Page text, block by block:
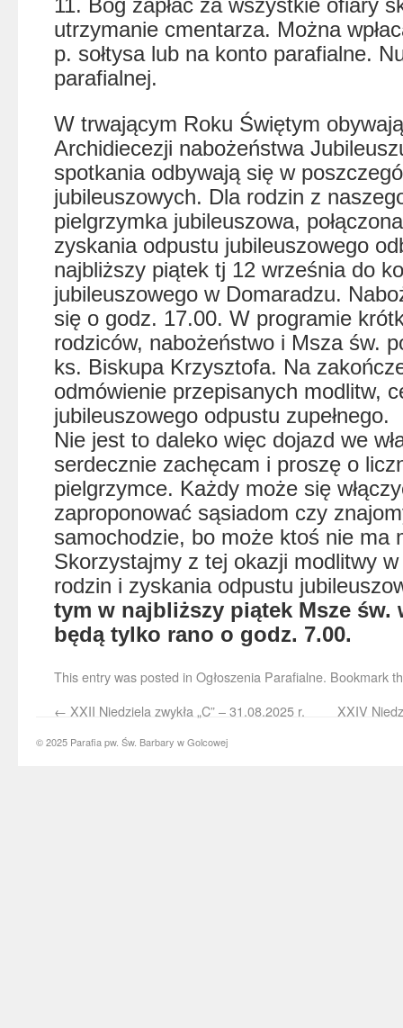
11. Bóg zapłać za wszystkie ofiary
utrzymanie cmentarza. Można
p. sołtysa lub na konto parafialne.
parafialnej.
W trwającym Roku Świętym
Archidiecezji nabożeństwa
spotkania odbywają się w
jubileuszowych. Dla rodzin z
pielgrzymka jubileuszowa,
zyskania odpustu jubileuszowego
najbliższy piątek tj 12 września do
jubileuszowego w Domaradzu.
się o godz. 17.00. W programie
rodziców, nabożeństwo i Msza św.
ks. Biskupa Krzysztofa. Na
odmówienie przepisanych modlitw,
jubileuszowego odpustu zupełnego.
Nie jest to daleko więc dojazd we
serdecznie zachęcam i proszę o
pielgrzymce. Każdy może się
zaproponować sąsiadom czy
samochodzie, bo może ktoś nie ma
Skorzystajmy z tej okazji modlitwy
rodzin i zyskania odpustu
tym w najbliższy piątek Msze św.
będą tylko rano o godz. 7.00.
This entry was posted in Ogłoszenia Parafialne. Bookmark
← XXII Niedziela zwykła „C” – 31.08.2025 r. XXIV
© 2025 Parafia pw. Św. Barbary w Golcowej